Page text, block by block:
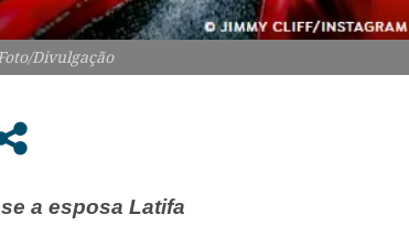
Divulgação
a esposa Latifa